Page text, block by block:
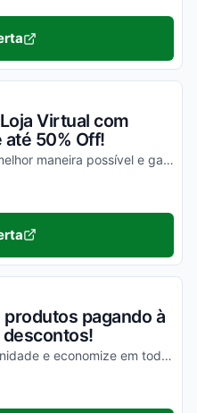
Virtual com
50% Off!
Aproveite seus descontos da melhor maneira possível e garanta seus benefícios!
pagando à
Não perca essa incrível oportunidade e economize em todas as suas compras online agora mesmo!